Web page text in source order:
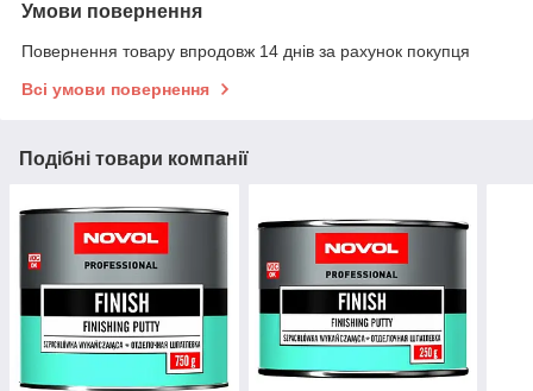
Умови повернення
Повернення товару впродовж 14 днів за рахунок покупця
Всі умови повернення
Подібні товари компанії